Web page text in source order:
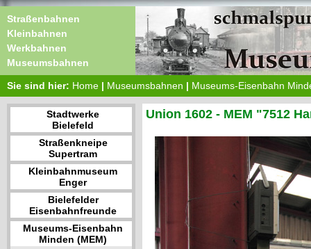
Straßenbahnen
Kleinbahnen
Werkbahnen
Museumsbahnen
Sie sind hier: Home | Museumsbahnen | Museums-Eisenbahn
Stadtwerke
Bielefeld
Straßenkneipe
Supertram
Kleinbahnmuseum
Enger
Bielefelder
Eisenbahnfreunde
Museums-Eisenbahn
Minden (MEM)
Union 1602 - MEM "7512